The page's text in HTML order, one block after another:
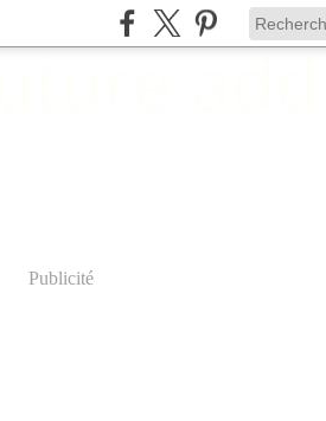
Publicité